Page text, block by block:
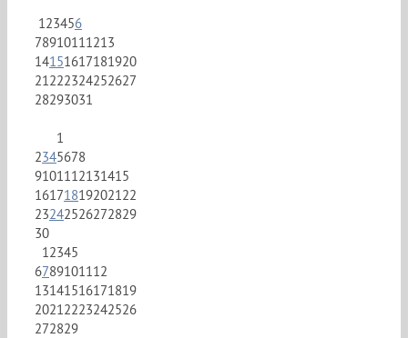
1 23456
7891011 1213
14151617181920
21 222324252627
28293031
1
2345678
91011 12131415
161718192021 22
23242526272829
30
1 2345
67891011 12
13141516171819
2021 2223242526
272829